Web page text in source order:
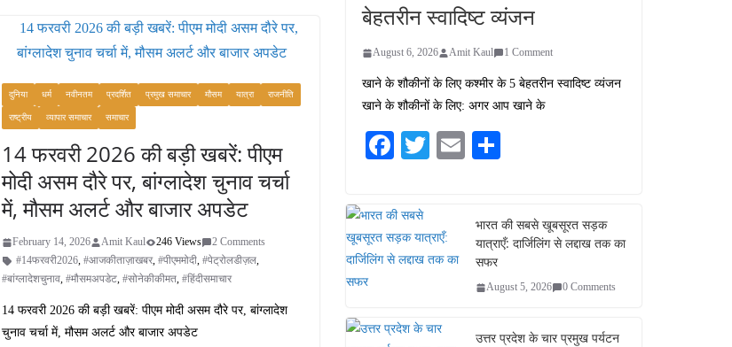
दुनिया धर्म नवीनतम प्रदर्शित प्रमुख समाचार मौसम यात्रा राजनीति
राष्ट्रीय व्यापार समाचार समाचार
14 फरवरी 2026 की बड़ी खबरें: पीएम
मोदी असम दौरे पर, बांग्लादेश चुनाव चर्चा
में, मौसम अलर्ट और बाजार अपडेट
February 14, 2026 Amit Kaul 246 Views
2 Comments
#14फरवरी2026, #आजकीताज़ाखबर, #पीएममोदी, #पेट्रोलडीज़ल,
#बांग्लादेशचुनाव, #मौसमअपडेट, #सोनेकीकीमत, #हिंदीसमाचार
14 फरवरी 2026 की बड़ी खबरें: पीएम मोदी असम दौरे पर, बांग्लादेश
चुनाव चर्चा में, मौसम अलर्ट और बाजार अपडेट
बेहतरीन स्वादिष्ट व्यंजन
August 6, 2026 Amit Kaul 1 Comment
खाने के शौकीनों के लिए कश्मीर के 5 बेहतरीन स्वादिष्ट व्यंजन
खाने के शौकीनों के लिए: अगर आप खाने के
Fa
bo
ok
T
r
E
भारत की सबसे खूबसूरत सड़क
यात्राएँ: दार्जिलिंग से लद्दाख तक का
सफर
August 5, 2026 0 Comments
उत्तर प्रदेश के चार प्रमुख पर्यटन